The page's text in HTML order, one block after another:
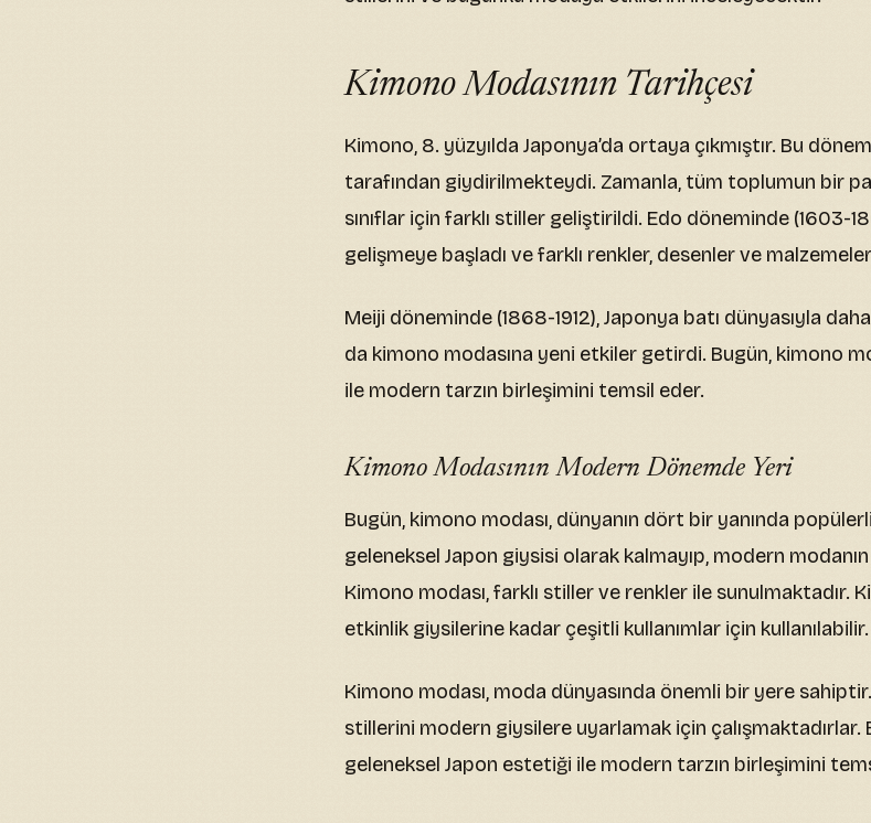
Kimono Modasının Tarihçesi
Kimono, 8. yüzyılda Japonya’da ortaya çıkmıştır. Bu
tarafından giydirilmekteydi. Zamanla, tüm toplumun bir
sınıflar için farklı stiller geliştirildi. Edo döneminde (1603-
gelişmeye başladı ve farklı renkler, desenler ve malzemeler
Meiji döneminde (1868-1912), Japonya batı dünyasıyla
da kimono modasına yeni etkiler getirdi. Bugün, kimono
ile modern tarzın birleşimini temsil eder.
Kimono Modasının Modern Dönemde Yeri
Bugün, kimono modası, dünyanın dört bir yanında
geleneksel Japon giysisi olarak kalmayıp, modern
Kimono modası, farklı stiller ve renkler ile sunulmaktadır.
etkinlik giysilerine kadar çeşitli kullanımlar için kullanılabilir.
Kimono modası, moda dünyasında önemli bir yere
stillerini modern giysilere uyarlamak için çalışmaktadırlar.
geleneksel Japon estetiği ile modern tarzın birleşimini